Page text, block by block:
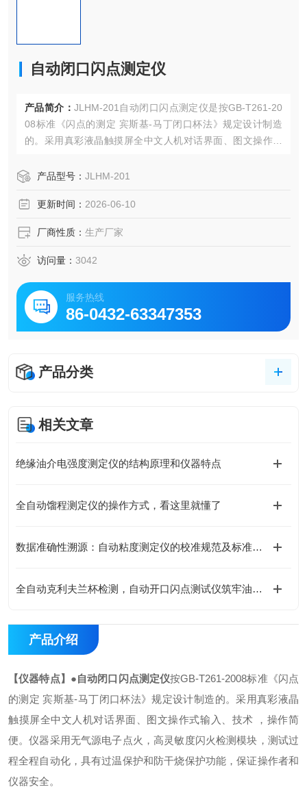
自动闭口闪点测定仪
产品简介： JLHM-201自动闭口闪点测定仪是按GB-T261-20
08标准《闪点的测定 宾斯基-马丁闭口杯法》规定设计制造
的。采用真彩液晶触摸屏全中文人机对话界面、图文操作式
度闪火检测模块，测试过程全程自动化，具有过温保护和防
产品型号： JLHM-201
更新时间： 2026-06-10
厂商性质： 生产厂家
访问量： 3042
服务热线
86-0432-63347353
产品分类
相关文章
绝缘油介电强度测定仪的结构原理和仪器特点
全自动馏程测定仪的操作方式，看这里就懂了
数据准确性溯源：自动粘度测定仪的校准规范及标准物质的选择
全自动克利夫兰杯检测，自动开口闪点测试仪筑牢油品安全防线
产品介绍
【仪器特点】 ●自动闭口闪点测定仪按GB-T261-2008标准《闪点
的测定 宾斯基-马丁闭口杯法》规定设计制造的。采用真彩液晶
触摸屏全中文人机对话界面、图文操作式输入、技术 ，操作简
便。仪器采用无气源电子点火，高灵敏度闪火检测模块，测试过
程全程自动化，具有过温保护和防干烧保护功能，保证操作者和
仪器安全。